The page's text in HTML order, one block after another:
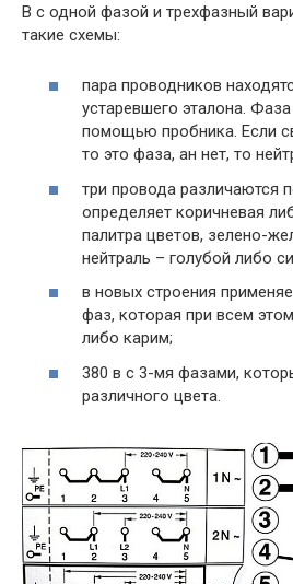
В с одной фазой и трехфазный
такие схемы:
пара проводников
устаревшего эталона.
помощью пробника. Если
то это фаза, ан нет, то
три провода различаются
определяет коричневая
палитра цветов, зелено-
нейтраль – голубой либо
в новых строения
фаз, которая при всем
либо карим;
380 в с 3-мя фазами,
различного цвета.